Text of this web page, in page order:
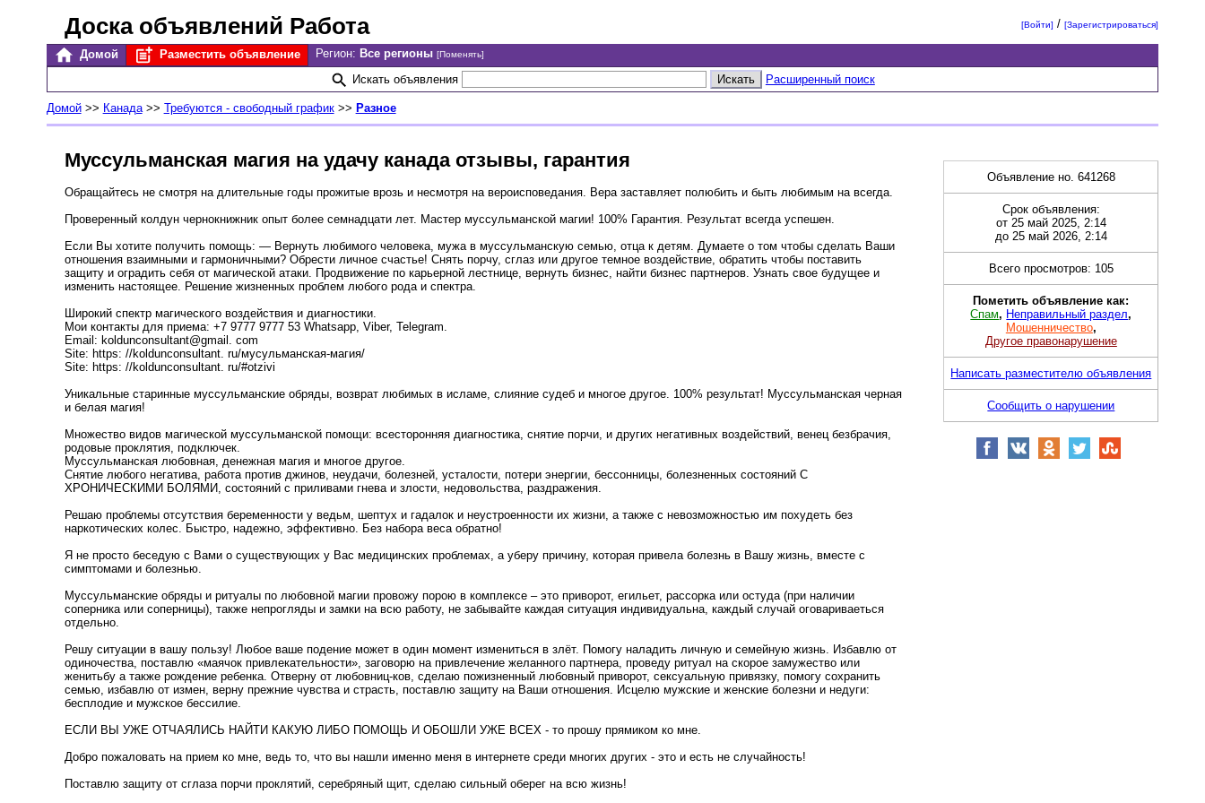
Доска объявлений Работа [Войти] /[Зарегистрироваться]
Домой Разместить объявление Регион: Все регионы [Поменять]
Искать объявления Расширенный поиск
Домой>> Канада>> Требуются - свободный график>> Разное
Муссульманская магия на удачу канада отзывы, гарантия
Обращайтесь не смотря на длительные годы прожитые врозь и несмотря на вероисповедания. Вера заставляет полюбить и быть любимым на всегда.
Проверенный колдун чернокнижник опыт более семнадцати лет. Мастер муссульманской магии! 100% Гарантия. Результат всегда успешен.
Если Вы хотите получить помощь: — Вернуть любимого человека, мужа в муссульманскую семью, отца к детям. Думаете о том чтобы сделать Ваши
отношения взаимными и гармоничными? Обрести личное счастье! Снять порчу, сглаз или другое темное воздействие, обратить чтобы поставить
защиту и оградить себя от магической атаки. Продвижение по карьерной лестнице, вернуть бизнес, найти бизнес партнеров. Узнать свое будущее и
изменить настоящее. Решение жизненных проблем любого рода и спектра.
Широкий спектр магического воздействия и диагностики.
Мои контакты для приема: +7 9777 9777 53 Whatsapp, Viber, Telegram.
Email: koldunconsultant@gmail. com
Site: https: //koldunconsultant. ru/мусульманская-магия/
Site: https: //koldunconsultant. ru/#otzivi
Уникальные старинные муссульманские обряды, возврат любимых в исламе, слияние судеб и многое другое. 100% результат! Муссульманская черная
и белая магия!
Множество видов магической муссульманской помощи: всесторонняя диагностика, снятие порчи, и других негативных воздействий, венец безбрачия,
родовые проклятия, подключек.
Муссульманская любовная, денежная магия и многое другое.
Снятие любого негатива, работа против джинов, неудачи, болезней, усталости, потери энергии, бессонницы, болезненных состояний С
ХРОНИЧЕСКИМИ БОЛЯМИ, состояний с приливами гнева и злости, недовольства, раздражения.
Решаю проблемы отсутствия беременности у ведьм, шептух и гадалок и неустроенности их жизни, а также с невозможностью им похудеть без
наркотических колес. Быстро, надежно, эффективно. Без набора веса обратно!
Я не просто беседую с Вами о существующих у Вас медицинских проблемах, а уберу причину, которая привела болезнь в Вашу жизнь, вместе с
симптомами и болезнью.
Муссульманские обряды и ритуалы по любовной магии провожу порою в комплексе – это приворот, егильет, рассорка или остуда (при наличии
соперника или соперницы), также непрогляды и замки на всю работу, не забывайте каждая ситуация индивидуальна, каждый случай оговариваеться
отдельно.
Решу ситуации в вашу пользу! Любое ваше подение может в один момент измениться в злёт. Помогу наладить личную и семейную жизнь. Избавлю от
одиночества, поставлю «маячок привлекательности», заговорю на привлечение желанного партнера, проведу ритуал на скорое замужество или
женитьбу а также рождение ребенка. Отверну от любовниц-ков, сделаю пожизненный любовный приворот, сексуальную привязку, помогу сохранить
семью, избавлю от измен, верну прежние чувства и страсть, поставлю защиту на Ваши отношения. Исцелю мужские и женские болезни и недуги:
бесплодие и мужское бессилие.
ЕСЛИ ВЫ УЖЕ ОТЧАЯЛИСЬ НАЙТИ КАКУЮ ЛИБО ПОМОЩЬ И ОБОШЛИ УЖЕ ВСЕХ - то прошу прямиком ко мне.
Добро пожаловать на прием ко мне, ведь то, что вы нашли именно меня в интернете среди многих других - это и есть не случайность!
Поставлю защиту от сглаза порчи проклятий, серебряный щит, сделаю сильный оберег на всю жизнь!
Объявление но. 641268
Срок объявления:
от 25 май 2025, 2:14
до 25 май 2026, 2:14
Всего просмотров: 105
Пометить объявление как:
Спам, Неправильный раздел,
Мошенничество,
Другое правонарушение
Написать разместителю объявления
Сообщить о нарушении